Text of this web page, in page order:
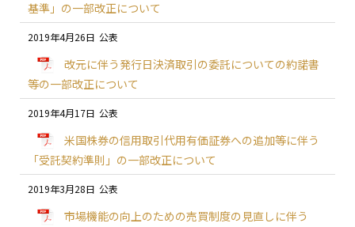
基準」の一部改正について
2019年4月26日
改元に伴う発行日決済取引の委託についての約諾書
等の一部改正について
2019年4月17日
米国株券の信用取引代用有価証券への追加等に伴う
「受託契約準則」の一部改正について
2019年3月28日
市場機能の向上のための売買制度の見直しに伴う